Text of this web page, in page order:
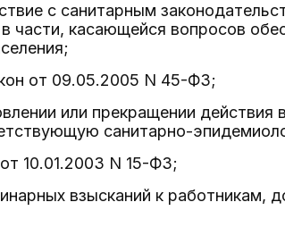
с санитарным
части, касающейся вопросов
от 09.05.2005 N 45-ФЗ;
или прекращении
санитарно-
10.01.2003 N 15-ФЗ;
взысканий к работникам,